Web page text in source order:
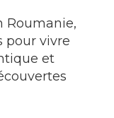
Roumanie,
pour vivre
et